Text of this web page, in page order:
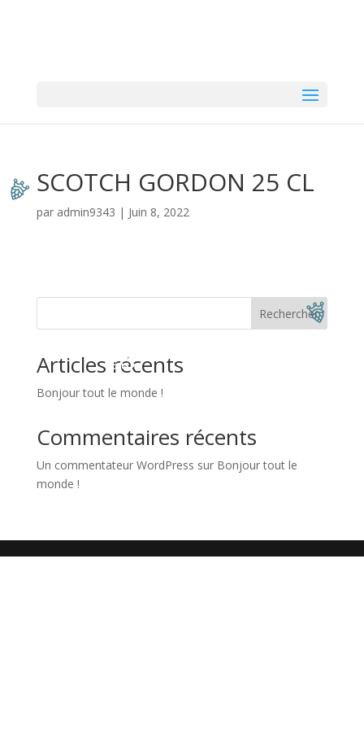
SCOTCH GORDON 25 CL
par admin9343 | Juin 8, 2022
Rechercher
Articles récents
Bonjour tout le monde !
Commentaires récents
Un commentateur WordPress sur Bonjour tout le
monde !